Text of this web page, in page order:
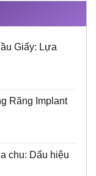
Giấy: Lựa
Răng Implant
chu: Dấu hiệu